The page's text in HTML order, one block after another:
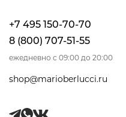
+7 495 150-70-70
8 (800) 707-51-55
ежедневно с 09:00 до 20:00
shop@marioberlucci.ru